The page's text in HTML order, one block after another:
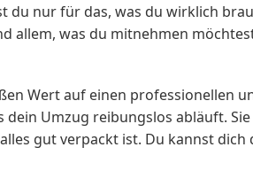
du nur für das, was du wirklich
allem, was du mitnehmen
Wert auf einen professionellen
Umzug reibungslos abläuft.
gut verpackt ist. Du kannst